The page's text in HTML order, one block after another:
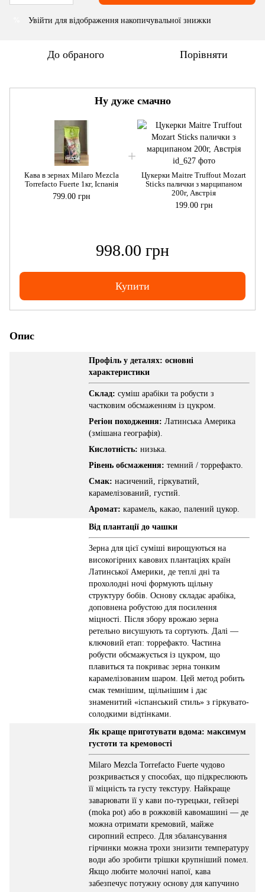
Увійти для відображення накопичувальної знижки
До обраного Порівняти
Ну дуже смачно
Кава в зернах Milaro Mezcla
Torrefacto Fuerte 1кг, Іспанія
799.00 грн
Цукерки Maitre Truffout Mozart
Sticks палички з марципаном
200г, Австрія
199.00 грн
998.00 грн
Купити
Опис
Профіль у деталях: основні
характеристики
Склад: суміш арабіки та робусти з
частковим обсмаженням із цукром.
Регіон походження: Латинська Америка
(змішана географія).
Кислотність: низька.
Рівень обсмаження: темний / торрефакто.
Смак: насичений, гіркуватий,
карамелізований, густий.
Аромат: карамель, какао, палений цукор.
Від плантації до чашки
Зерна для цієї суміші вирощуються на
високогірних кавових плантаціях країн
Латинської Америки, де теплі дні та
прохолодні ночі формують щільну
структуру бобів. Основу складає арабіка,
доповнена робустою для посилення
міцності. Після збору врожаю зерна
ретельно висушують та сортують. Далі —
ключовий етап: торрефакто. Частина
робусти обсмажується із цукром, що
плавиться та покриває зерна тонким
карамелізованим шаром. Цей метод робить
смак темнішим, щільнішим і дає
знаменитий «іспанський стиль» з гіркувато-
солодкими відтінками.
Як краще приготувати вдома: максимум
густоти та кремовості
Milaro Mezcla Torrefacto Fuerte чудово
розкривається у способах, що підкреслюють
її міцність та густу текстуру. Найкраще
заварювати її у кави по-турецьки, гейзері
(moka pot) або в рожковій кавомашині — де
можна отримати кремовий, майже
сиропний еспресо. Для збалансування
гірчинки можна трохи знизити температуру
води або зробити трішки крупніший помел.
Якщо любите молочні напої, кава
забезпечує потужну основу для капучино